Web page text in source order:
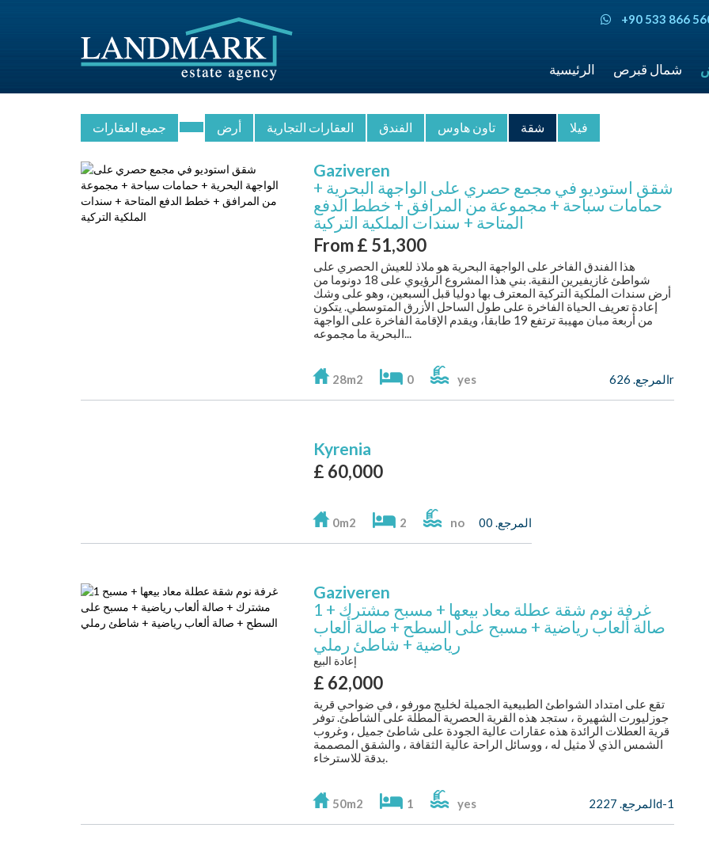
+90 533 866
الرئيسية شمال قبرص
جميع العقارات أرض العقارات التجارية الفندق تاون هاوس شقة فيلا
Gaziveren
شقق استوديو في مجمع حصري على الواجهة البحرية +
حمامات سباحة + مجموعة من المرافق + خطط الدفع
المتاحة + سندات الملكية التركية
From£ 51,300
هذا الفندق الفاخر على الواجهة البحرية هو ملاذ للعيش الحصري على
شواطئ غازيفيرين النقية. بني هذا المشروع الرؤيوي على 18 دونوما من
أرض سندات الملكية التركية المعترف بها دوليا قبل السبعين، وهو على وشك
إعادة تعريف الحياة الفاخرة على طول الساحل الأزرق المتوسطي. يتكون
من أربعة مبان مهيبة ترتفع 19 طابقا، ويقدم الإقامة الفاخرة على الواجهة
البحرية ما مجموعه...
28m2 0 yes المرجع. 626r
Kyrenia
£ 60,000
0m2 2 no المرجع. 00
Gaziveren
1 غرفة نوم شقة عطلة معاد بيعها + مسبح مشترك +
صالة ألعاب رياضية + مسبح على السطح + صالة ألعاب
رياضية + شاطئ رملي
إعادة البيع
£ 62,000
تقع على امتداد الشواطئ الطبيعية الجميلة لخليج مورفو ، في ضواحي قرية
جوزليورت الشهيرة ، ستجد هذه القرية الحصرية المطلة على الشاطئ. توفر
قرية العطلات الرائدة هذه عقارات عالية الجودة على شاطئ جميل ، وغروب
الشمس الذي لا مثيل له ، ووسائل الراحة عالية الثقافة ، والشقق المصممة
بدقة للاسترخاء.
50m2 1 yes المرجع. 2227d-1